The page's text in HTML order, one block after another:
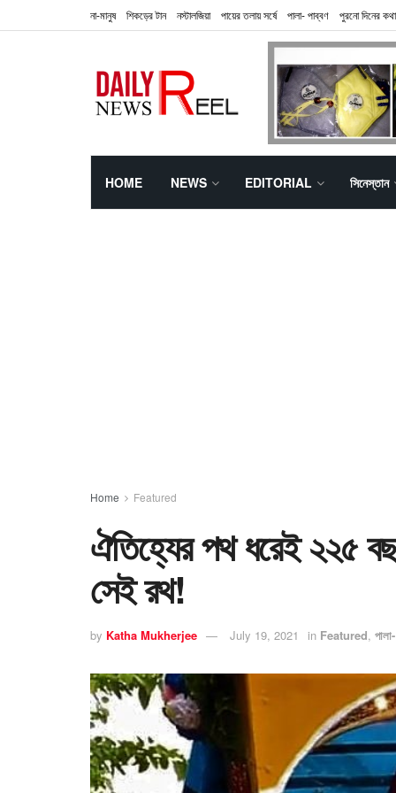
না-মানুষ শিকড়ের টান নস্টালজিয়া পায়ের তলায় সর্ষে পালা- পাব্বণ পুরনো দিনের কথা
HOME NEWS EDITORIAL সিনেস্তান
Home Featured
ঐতিহ্যের পথ ধরেই ২২৫
সেই রথ!
by Katha Mukherjee July 19, 2021 in Featured,